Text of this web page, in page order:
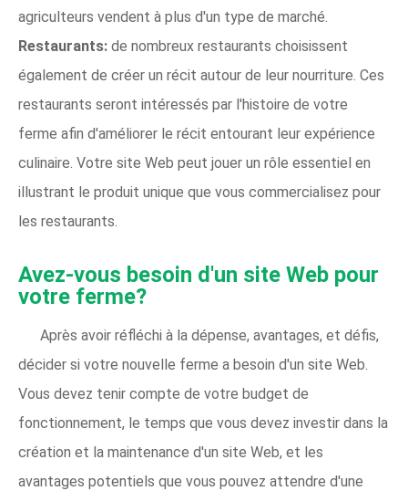
agriculteurs vendent à plus d'un type de marché.
Restaurants: de nombreux restaurants choisissent
également de créer un récit autour de leur nourriture. Ces
restaurants seront intéressés par l'histoire de votre
ferme afin d'améliorer le récit entourant leur expérience
culinaire. Votre site Web peut jouer un rôle essentiel en
illustrant le produit unique que vous commercialisez pour
les restaurants.
Avez-vous besoin d'un site Web pour
votre ferme?
Après avoir réfléchi à la dépense, avantages, et défis,
décider si votre nouvelle ferme a besoin d'un site Web.
Vous devez tenir compte de votre budget de
fonctionnement, le temps que vous devez investir dans la
création et la maintenance d'un site Web, et les
avantages potentiels que vous pouvez attendre d'une